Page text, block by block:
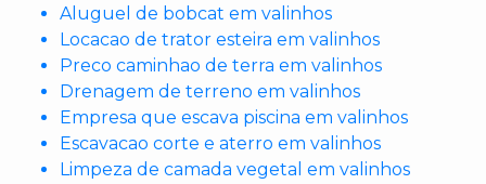
Aluguel de bobcat em valinhos
Locacao de trator esteira em valinhos
Preco caminhao de terra em valinhos
Drenagem de terreno em valinhos
Empresa que escava piscina em valinhos
Escavacao corte e aterro em valinhos
Limpeza de camada vegetal em valinhos